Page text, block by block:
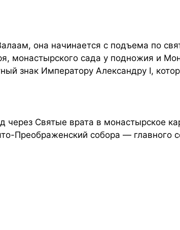
она начинается с подъема по
монастырского сада у подножия и
знак Императору Александру I,
через Святые врата в монастырское
Преображенский собора — главного